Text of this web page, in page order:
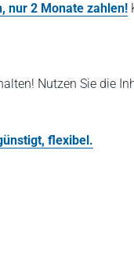
nur 2 Monate zahlen!
Nutzen Sie die
flexibel.